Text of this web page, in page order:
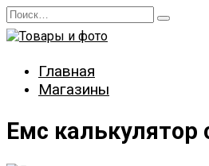
Перейти
к
содержанию
Search
for:
Главная
Магазины
Емс калькулятор